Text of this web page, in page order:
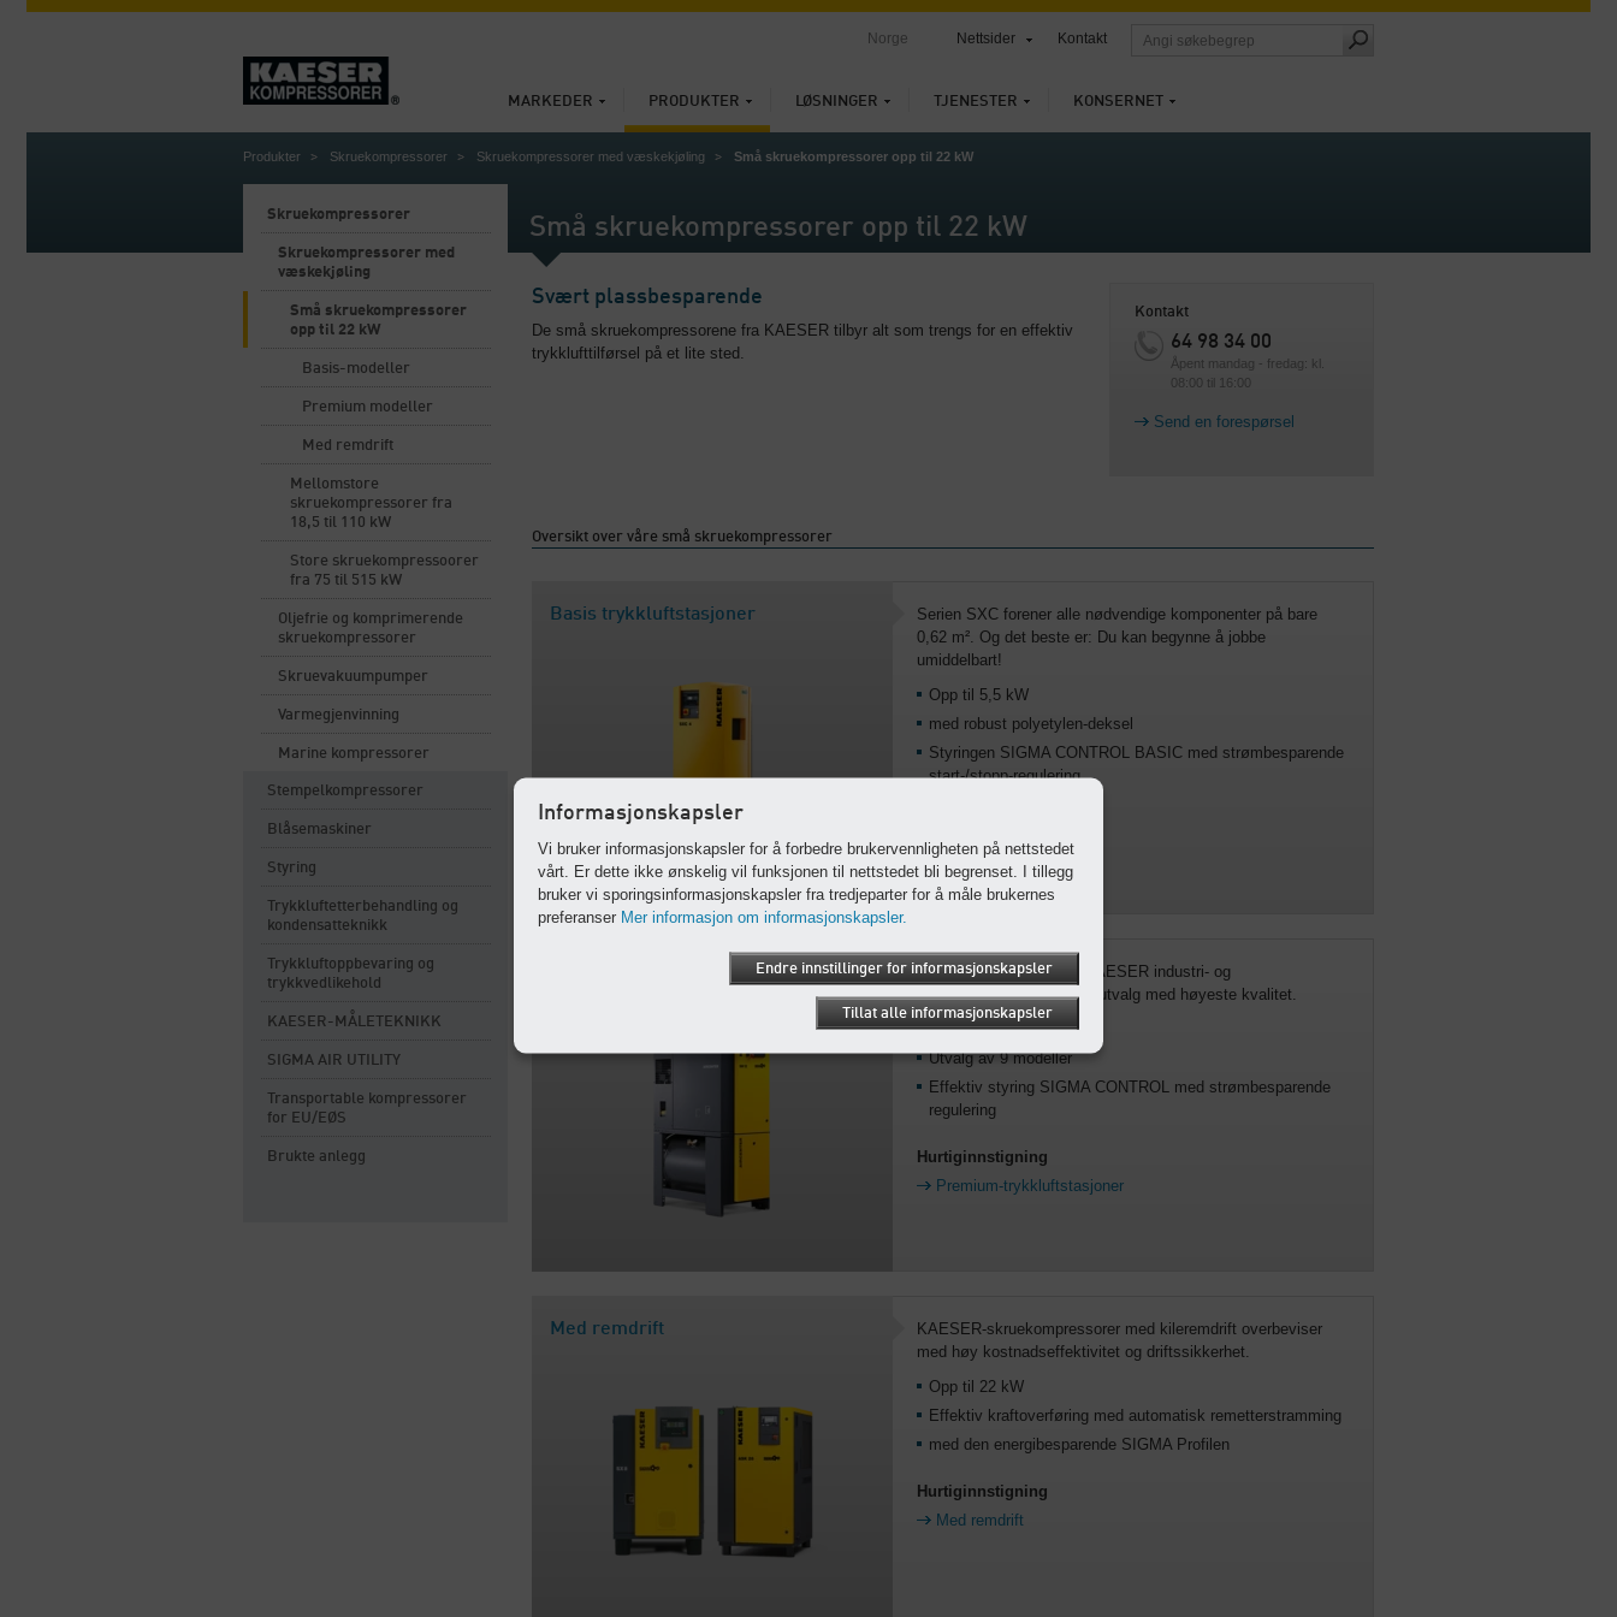
MARKEDER PRODUKTER LØSNINGER TJENESTER KONSERNET
Norge Nettsider Kontakt
Produkter Skruekompressorer Skruekompressorer med væskekjøling Små skruekompressorer opp til 22 kW
Små skruekompressorer opp til 22 kW
Skruekompressorer
Skruekompressorer med
væskekjøling
Små skruekompressorer
opp til 22 kW
Basis-modeller
Premium modeller
Med remdrift
Mellomstore
skruekompressorer fra
18,5 til 110 kW
Store skruekompressoorer
fra 75 til 515 kW
Oljefrie og komprimerende
skruekompressorer
Skruevakuumpumper
Varmegjenvinning
Marine kompressorer
Stempelkompressorer
Blåsemaskiner
Styring
Trykkluftetterbehandling og
kondensatteknikk
Trykkluftoppbevaring og
trykkvedlikehold
KAESER-MÅLETEKNIKK
SIGMA AIR UTILITY
Transportable kompressorer
for EU/EØS
Brukte anlegg
Svært plassbesparende
De små skruekompressorene fra KAESER tilbyr alt som trengs for en effektiv
trykklufttilførsel på et lite sted.
Kontakt
64 98 34 00
Åpent mandag - fredag: kl.
08:00 til 16:00
Send en forespørsel
Oversikt over våre små skruekompressorer
Basis trykkluftstasjoner
Serien SXC forener alle nødvendige komponenter på bare
0,62 m². Og det beste er: Du kan begynne å jobbe
umiddelbart!
Opp til 5,5 kW
med robust polyetylen-deksel
Styringen SIGMA CONTROL BASIC med strømbesparende
start-/stopp-regulering
Basis trykkluftstasjoner
Premium-trykkluftstasjoner
Med AIRCENTER tilbyr KAESER industri- og
håndverkbransjen et stort utvalg med høyeste kvalitet.
Opp til 15 kW
Utvalg av 9 modeller
Effektiv styring SIGMA CONTROL med strømbesparende
regulering
Hurtiginnstigning
Premium-trykkluftstasjoner
Med remdrift
KAESER-skruekompressorer med kileremdrift overbeviser
med høy kostnadseffektivitet og driftssikkerhet.
Opp til 22 kW
Effektiv kraftoverføring med automatisk remetterstramming
med den energibesparende SIGMA Profilen
Hurtiginnstigning
Med remdrift
Informasjonskapsler
Vi bruker informasjonskapsler for å forbedre brukervennligheten på nettstedet
vårt. Er dette ikke ønskelig vil funksjonen til nettstedet bli begrenset. I tillegg
bruker vi sporingsinformasjonskapsler fra tredjeparter for å måle brukernes
preferanser Mer informasjon om informasjonskapsler.
Endre innstillinger for informasjonskapsler
Tillat alle informasjonskapsler